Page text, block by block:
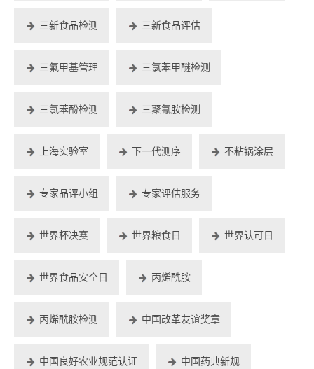
三新食品检测 三新食品评估
三氟甲基管理 三氯苯甲醚检测
三氯苯酚检测 三聚氰胺检测
上海实验室 下一代测序 不粘锅涂层
专家品评小组 专家评估服务
世界杯决赛 世界粮食日 世界认可日
世界食品安全日 丙烯酰胺
丙烯酰胺检测 中国改革友谊奖章
中国良好农业规范认证 中国药典新规